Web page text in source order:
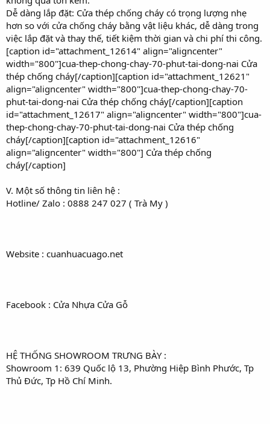
Dễ dàng lắp đặt: Cửa thép chống cháy có trọng lượng nhẹ
hơn so với cửa chống cháy bằng vật liệu khác, dễ dàng trong
việc lắp đặt và thay thế, tiết kiệm thời gian và chi phí thi công.
[caption id="attachment_12614" align="aligncenter"
width="800"]cua-thep-chong-chay-70-phut-tai-dong-nai Cửa
thép chống cháy[/caption][caption id="attachment_12621"
align="aligncenter" width="800"]cua-thep-chong-chay-70-
phut-tai-dong-nai Cửa thép chống cháy[/caption][caption
id="attachment_12617" align="aligncenter" width="800"]cua-
thep-chong-chay-70-phut-tai-dong-nai Cửa thép chống
cháy[/caption][caption id="attachment_12616"
align="aligncenter" width="800"] Cửa thép chống
cháy[/caption]
V. Một số thông tin liên hệ :
Hotline/ Zalo : 0888 247 027 ( Trà My )
Website : cuanhuacuago.net
Facebook : Cửa Nhựa Cửa Gỗ
HỆ THỐNG SHOWROOM TRƯNG BÀY :
Showroom 1: 639 Quốc lộ 13, Phường Hiệp Bình Phước, Tp
Thủ Đức, Tp Hồ Chí Minh.